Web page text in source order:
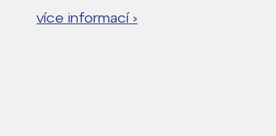
více informací ›